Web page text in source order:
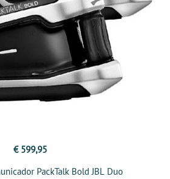
€ 599,95
PackTalk Bold JBL Duo